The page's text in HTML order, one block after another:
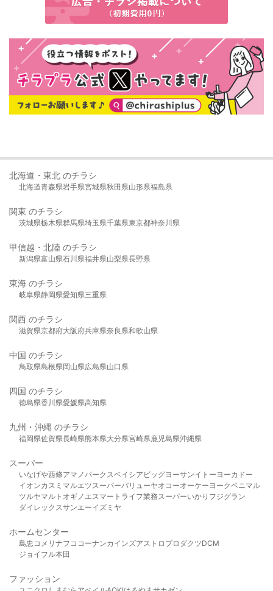
北海道・東北 のチラシ
北海道青森県岩手県宮城県秋田県山形県福島県
関東 のチラシ
茨城県栃木県群馬県埼玉県千葉県東京都神奈川県
甲信越・北陸 のチラシ
新潟県富山県石川県福井県山梨県長野県
東海 のチラシ
岐阜県静岡県愛知県三重県
関西 のチラシ
滋賀県京都府大阪府兵庫県奈良県和歌山県
中国 のチラシ
鳥取県島根県岡山県広島県山口県
四国 のチラシ
徳島県香川県愛媛県高知県
九州・沖縄 のチラシ
福岡県佐賀県長崎県熊本県大分県宮崎県鹿児島県沖縄県
スーパー
いなげや西條アマノパークスベイシア ビッグヨーサンイトーヨーカドー
イオンカスミ マルエツスーパーバリューヤオコーオーケー ヨークベニマル
ツルヤマルト オギノ エスマート ライフ業務スーパーいかり フジグラン
ダイレックスサンエーイズミヤ
ホームセンター
島忠 コメリ ナフコ コーナンカインズアストロプロダクツDCM
ジョイフル本田
ファッション